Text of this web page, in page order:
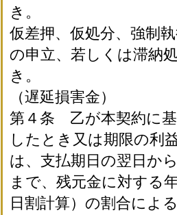
き。
仮差押、仮処分、強制
の申立、若しくは滞納
き。
（遅延損害金）
第４条 乙が本契約に
したとき又は期限の利
は、支払期日の翌日か
まで、残元金に対する
日割計算）の割合によ